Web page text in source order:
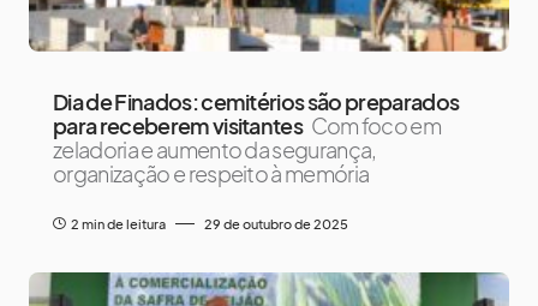
Dia de Finados: cemitérios são preparados
para receberem visitantes Com foco em
zeladoria e aumento da segurança,
organização e respeito à memória
2 min de leitura 29 de outubro de 2025